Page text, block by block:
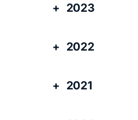
2023
2022
2021